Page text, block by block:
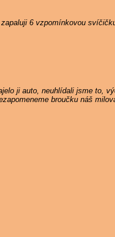
6 vzpomínkovou
ji auto, neuhlídali jsme to,
broučku náš